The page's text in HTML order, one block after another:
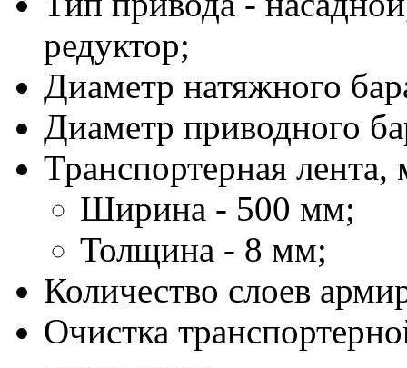
редуктор;
Диаметр натяжного
Диаметр приводного
Транспортерная лента,
Ширина - 500 мм;
Толщина - 8 мм;
Количество слоев
Очистка